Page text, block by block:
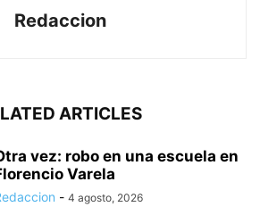
Redaccion
ARTICLES
vez: robo en una escuela en
Varela
- 4 agosto, 2026